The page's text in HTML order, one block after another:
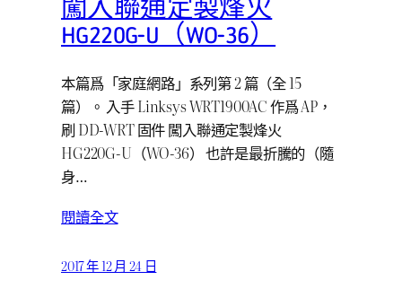
闖入聯通定製烽火
HG220G-U（WO-36）
本篇爲「家庭網路」系列第 2 篇（全 15
篇）。 入手 Linksys WRT1900AC 作爲 AP，
刷 DD-WRT 固件 闖入聯通定製烽火
HG220G-U（WO-36） 也許是最折騰的（隨
身…
閱讀全文
2017 年 12 月 24 日